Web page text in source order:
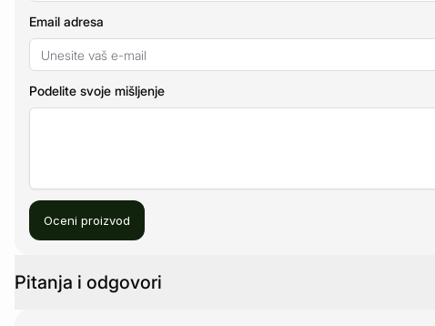
Email adresa
Podelite svoje mišljenje
Oceni proizvod
Pitanja i odgovori